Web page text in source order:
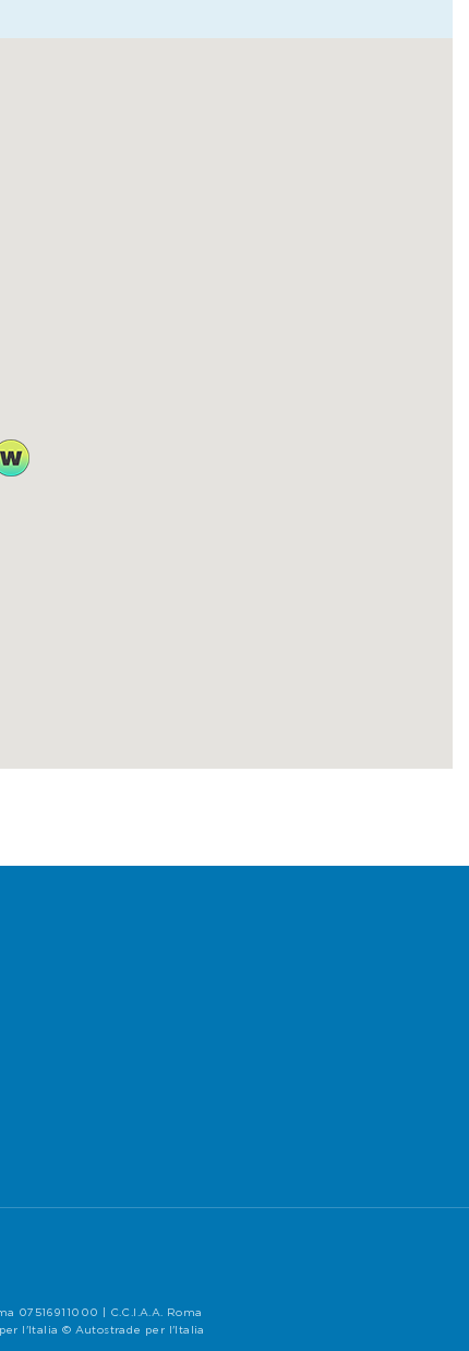
07516911000 | C.C.I.A.A. Roma
l'Italia © Autostrade per l'Italia